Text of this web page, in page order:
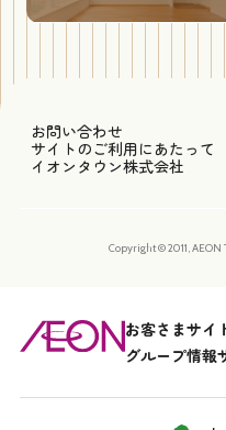
お問い合わせ
サイトのご利用にあたって
イオンタウン株式会社
Copyright © 2011,
お客さまサイ
グループ情報